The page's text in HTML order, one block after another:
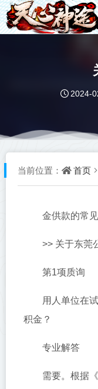
2024-
当前位置： 首页
金供款的常
>> 关于东莞
第1项质询
用人单位在
积金？
专业解答
需要。根据